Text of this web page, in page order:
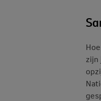
zijn